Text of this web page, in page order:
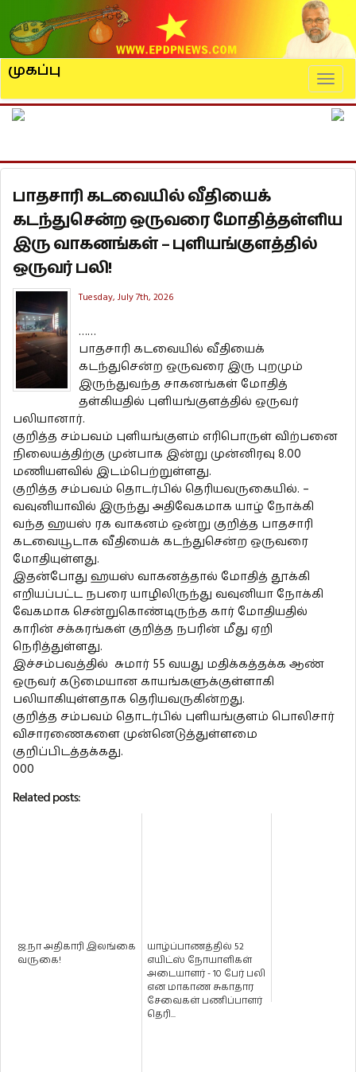
முகப்பு
பாதசாரி கடவையில் வீதியைக்
கடந்துசென்ற ஒருவரை மோதித்தள்ளிய
இரு வாகனங்கள் – புளியங்குளத்தில்
ஒருவர் பலி!
Tuesday, July 7th, 2026
……
பாதசாரி கடவையில் வீதியைக்
கடந்துசென்ற ஒருவரை இரு புறமும்
இருந்துவந்த சாகனங்கள் மோதித்
தள்கியதில் புளியங்குளத்தில் ஒருவர்
பலியானார்.
குறித்த சம்பவம் புளியங்குளம் எரிபொருள் விற்பனை
நிலையத்திற்கு முன்பாக இன்று முன்னிரவு 8.00
மணியளவில் இடம்பெற்றுள்ளது.
குறித்த சம்பவம் தொடர்பில் தெரியவருகையில். –
வவுனியாவில் இருந்து அதிவேகமாக யாழ் நோக்கி
வந்த ஹயஸ் ரக வாகனம் ஒன்று குறித்த பாதசாரி
கடவையூடாக வீதியைக் கடந்துசென்ற ஒருவரை
மோதியுள்ளது.
இதன்போது ஹயஸ் வாகனத்தால் மோதித் தூக்கி
எறியப்பட்ட நபரை யாழிலிருந்து வவுனியா நோக்கி
வேகமாக சென்றுகொண்டிருந்த கார் மோதியதில்
காரின் சக்கரங்கள் குறித்த நபரின் மீது ஏறி
நெரித்துள்ளது.
இச்சம்பவத்தில் சுமார் 55 வயது மதிக்கத்தக்க ஆண்
ஒருவர் கடுமையான காயங்களுக்குள்ளாகி
பலியாகியுள்ளதாக தெரியவருகின்றது.
குறித்த சம்பவம் தொடர்பில் புளியங்குளம் பொலிசார்
விசாரணைகளை முன்னெடுத்துள்ளமை
குறிப்பிடத்தக்கது.
000
Related posts:
ஜ.நா அதிகாரி இலங்கை
வருகை!
யாழ்ப்பாணத்தில் 52
எயிட்ஸ் நோயாளிகள்
அடையாளர் - 10 பேர் பலி
என மாகாண சுகாதார
சேவைகள் பணிப்பாளர்
தெரி...